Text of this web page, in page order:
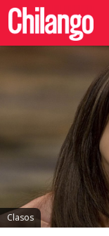
Clasos